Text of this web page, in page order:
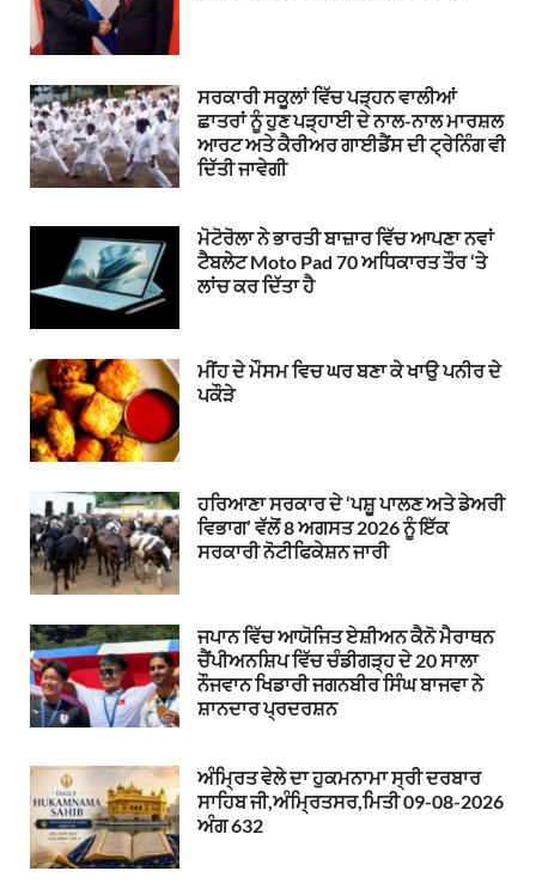
ਸਰਕਾਰੀ ਸਕੂਲਾਂ ਵਿੱਚ ਪੜ੍ਹਨ ਵਾਲੀਆਂ
ਛਾਤਰਾਂ ਨੂੰ ਹੁਣ ਪੜ੍ਹਾਈ ਦੇ ਨਾਲ-ਨਾਲ ਮਾਰਸ਼ਲ
ਆਰਟ ਅਤੇ ਕੈਰੀਅਰ ਗਾਈਡੈਂਸ ਦੀ ਟ੍ਰੇਨਿੰਗ ਵੀ
ਦਿੱਤੀ ਜਾਵੇਗੀ
ਮੋਟੋਰੋਲਾ ਨੇ ਭਾਰਤੀ ਬਾਜ਼ਾਰ ਵਿੱਚ ਆਪਣਾ ਨਵਾਂ
ਟੈਬਲੇਟ Moto Pad 70 ਅਧਿਕਾਰਤ ਤੌਰ ‘ਤੇ
ਲਾਂਚ ਕਰ ਦਿੱਤਾ ਹੈ
ਮੀਂਹ ਦੇ ਮੌਸਮ ਵਿਚ ਘਰ ਬਣਾ ਕੇ ਖਾਉ ਪਨੀਰ ਦੇ
ਪਕੌੜੇ
ਹਰਿਆਣਾ ਸਰਕਾਰ ਦੇ ‘ਪਸ਼ੂ ਪਾਲਣ ਅਤੇ ਡੇਅਰੀ
ਵਿਭਾਗ’ ਵੱਲੋਂ 8 ਅਗਸਤ 2026 ਨੂੰ ਇੱਕ
ਸਰਕਾਰੀ ਨੋਟੀਫਿਕੇਸ਼ਨ ਜਾਰੀ
ਜਪਾਨ ਵਿੱਚ ਆਯੋਜਿਤ ਏਸ਼ੀਅਨ ਕੈਨੋ ਮੈਰਾਥਨ
ਚੈਂਪੀਅਨਸ਼ਿਪ ਵਿੱਚ ਚੰਡੀਗੜ੍ਹ ਦੇ 20 ਸਾਲਾ
ਨੌਜਵਾਨ ਖਿਡਾਰੀ ਜਗਨਬੀਰ ਸਿੰਘ ਬਾਜਵਾ ਨੇ
ਸ਼ਾਨਦਾਰ ਪ੍ਰਦਰਸ਼ਨ
ਅੰਮ੍ਰਿਤ ਵੇਲੇ ਦਾ ਹੁਕਮਨਾਮਾ ਸ੍ਰੀ ਦਰਬਾਰ
ਸਾਹਿਬ ਜੀ,ਅੰਮ੍ਰਿਤਸਰ,ਮਿਤੀ 09-08-2026
ਅੰਗ 632